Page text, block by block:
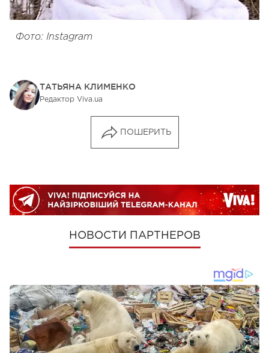
Фото: Instagram
ТАТЬЯНА КЛИМЕНКО
Редактор Viva.ua
ПОШЕРИТЬ
НОВОСТИ ПАРТНЕРОВ